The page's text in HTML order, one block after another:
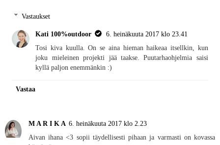
Vastaukset
Kati 100%outdoor
6. heinäkuuta 2017 klo 23.41
Tosi kiva kuulla. On se aina hieman haikeaa itsellkin, kun
joku mieleinen projekti jää taakse. Puutarhaohjelmia saisi
kyllä paljon enemmänkin :)
Vastaa
M A R I K A 6. heinäkuuta 2017 klo 2.23
Aivan ihana <3 sopii täydellisesti pihaan ja varmasti on kovassa